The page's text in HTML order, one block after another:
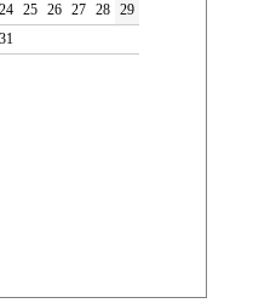
24 25 26 27 28 29
31